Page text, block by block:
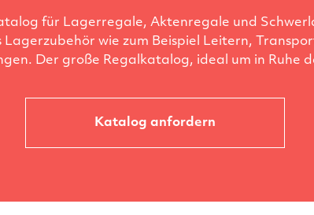
für Lagerregale, Aktenregale und
Lagerzubehör wie zum Beispiel Leitern,
Der große Regalkatalog, ideal um in Ruhe
Katalog anfordern